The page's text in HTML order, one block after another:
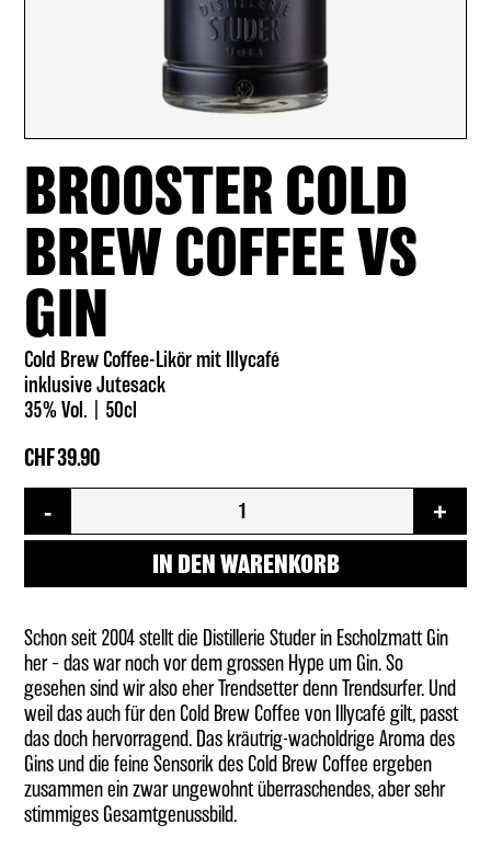
BROOSTER COLD
BREW COFFEE VS
GIN
CHF39.90
Cold Brew Coffee-Likör mit Illycafé
inklusive Jutesack
35% Vol.
50cl
-
Cold
Brew
+
IN DEN WARENKORB
Schon seit 2004 stellt die Distillerie Studer in Escholzmatt Gin
her – das war noch vor dem grossen Hype um Gin. So
gesehen sind wir also eher Trendsetter denn Trendsurfer. Und
weil das auch für den Cold Brew Coffee von Illycafé gilt, passt
das doch hervorragend. Das kräutrig-wacholdrige Aroma des
Gins und die feine Sensorik des Cold Brew Coffee ergeben
zusammen ein zwar ungewohnt überraschendes, aber sehr
stimmiges Gesamtgenussbild.